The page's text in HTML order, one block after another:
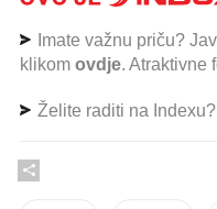
Imate važnu priču?
klikom ovdje. Atraktivne
Želite raditi na